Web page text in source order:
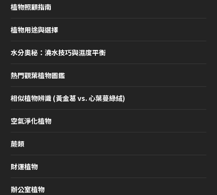
植物照顧指南
植物用途與選擇
水分奧秘：澆水技巧與濕度平衡
熱門觀葉植物圖鑑
相似植物辨識 (黃金葛 vs. 心葉蔓綠絨)
空氣淨化植物
蕨類
財運植物
辦公室植物